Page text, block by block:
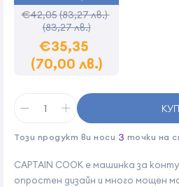
CAPTAIN COOK е машинка за
опростен дизайн и много мощен
€42,05(83,27 лв.)
(83,27 лв.)
€35,35
(70,00 лв.)
Този продукт ви носи 3 точки на